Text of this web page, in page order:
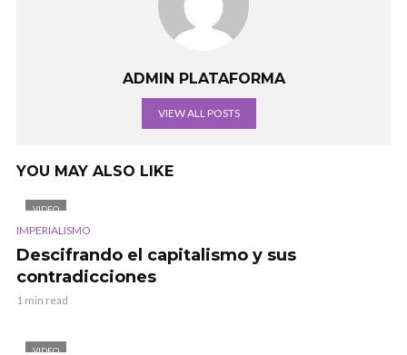
ADMIN PLATAFORMA
VIEW ALL POSTS
YOU MAY ALSO LIKE
VIDEO
IMPERIALISMO
Descifrando el capitalismo y sus
contradicciones
1 min read
VIDEO